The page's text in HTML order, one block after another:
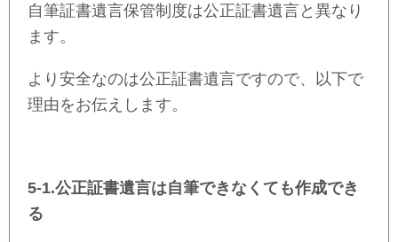
自筆証書遺言保管制度は公正証書遺言と異なり
ます。
より安全なのは公正証書遺言ですので、以下で
理由をお伝えします。
5-1.公正証書遺言は自筆できなくても作成でき
る